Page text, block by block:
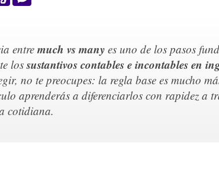
entre much vs many es uno de los pasos
lossustantivos contables e incontables en
no te preocupes: la regla base es mucho
aprenderás a diferenciarlos con rapidez a
cotidiana.